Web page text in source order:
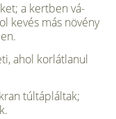
a kertben vá­
kevés más növény
ahol korlátlanul
túltápláltak;